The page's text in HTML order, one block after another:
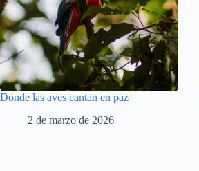
Donde las aves cantan en paz
2 de marzo de 2026